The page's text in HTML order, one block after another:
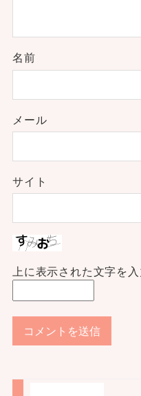
名前
メール
サイト
上に表示された文字を入